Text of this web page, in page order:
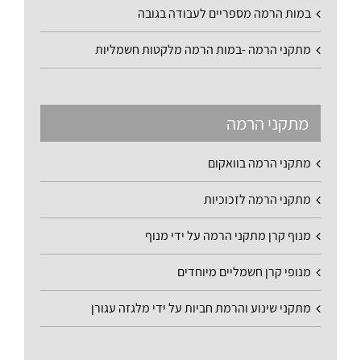
במות הרמה מספריים לעבודה בגובה
מתקני הרמה -במות הרמה מלקטות חשמליות
מתקני הרמה
מתקני הרמה בוואקום
מתקני הרמה לזכוכיות
מנוף קרן מתקני הרמה על ידי מנוף
מנופי קרן חשמליים מיוחדים
מתקני שינוע והרמת חביות על ידי מלגזה עגורן